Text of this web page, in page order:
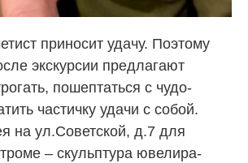
приносит удачу. Поэтому
экскурсии предлагают
пошептаться с чудо-
частичку удачи с собой.
на ул.Советской, д.7 для
– скульптура ювелира-